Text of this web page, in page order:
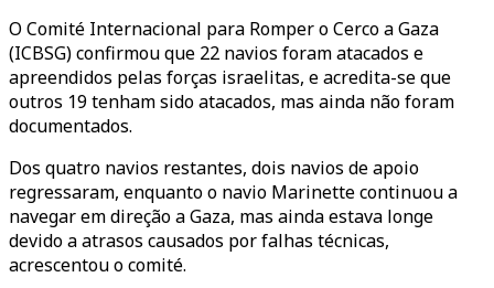
O Comité Internacional para Romper o Cerco a Gaza
(ICBSG) confirmou que 22 navios foram atacados e
apreendidos pelas forças israelitas, e acredita-se que
outros 19 tenham sido atacados, mas ainda não foram
documentados.
Dos quatro navios restantes, dois navios de apoio
regressaram, enquanto o navio Marinette continuou a
navegar em direção a Gaza, mas ainda estava longe
devido a atrasos causados por falhas técnicas,
acrescentou o comité.